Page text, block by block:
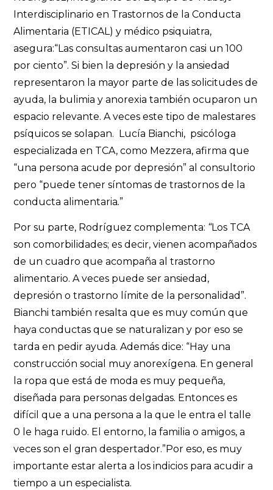
Interdisciplinario en Trastornos de la Conducta
Alimentaria (ETICAL) y médico psiquiatra,
asegura:“Las consultas aumentaron casi un 100
por ciento”. Si bien la depresión y la ansiedad
representaron la mayor parte de las solicitudes de
ayuda, la bulimia y anorexia también ocuparon un
espacio relevante. A veces este tipo de malestares
psíquicos se solapan. Lucía Bianchi, psicóloga
especializada en TCA, como Mezzera, afirma que
“una persona acude por depresión” al consultorio
pero “puede tener síntomas de trastornos de la
conducta alimentaria.”
Por su parte, Rodríguez complementa: “Los TCA
son comorbilidades; es decir, vienen acompañados
de un cuadro que acompaña al trastorno
alimentario. A veces puede ser ansiedad,
depresión o trastorno límite de la personalidad”.
Bianchi también resalta que es muy común que
haya conductas que se naturalizan y por eso se
tarda en pedir ayuda. Además dice: “Hay una
construcción social muy anorexígena. En general
la ropa que está de moda es muy pequeña,
diseñada para personas delgadas. Entonces es
difícil que a una persona a la que le entra el talle
0 le haga ruido. El entorno, la familia o amigos, a
veces son el gran despertador.”Por eso, es muy
importante estar alerta a los indicios para acudir a
tiempo a un especialista.